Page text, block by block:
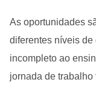
As oportunidades
diferentes níveis de
incompleto ao
jornada de